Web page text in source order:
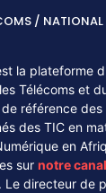
/ NATIONAL
la plateforme
Télécoms et
référence des
des TIC en
en
sur notre canal
. Le directeur de